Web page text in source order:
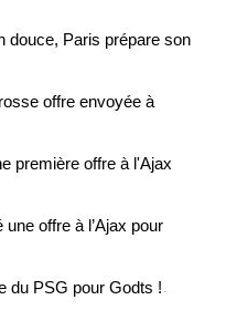
douce, Paris prépare son
offre envoyée à
première offre à l'Ajax
offre à l’Ajax pour
du PSG pour Godts ! -